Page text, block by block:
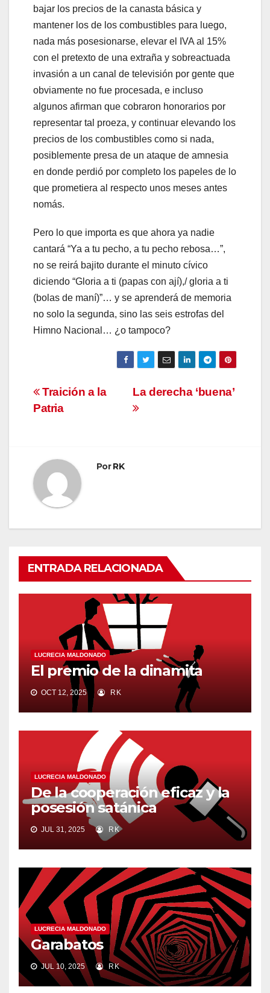
bajar los precios de la canasta básica y
mantener los de los combustibles para luego,
nada más posesionarse, elevar el IVA al 15%
con el pretexto de una extraña y sobreactuada
invasión a un canal de televisión por gente que
obviamente no fue procesada, e incluso
algunos afirman que cobraron honorarios por
representar tal proeza, y continuar elevando los
precios de los combustibles como si nada,
posiblemente presa de un ataque de amnesia
en donde perdió por completo los papeles de lo
que prometiera al respecto unos meses antes
nomás.
Pero lo que importa es que ahora ya nadie
cantará “Ya a tu pecho, a tu pecho rebosa…”,
no se reirá bajito durante el minuto cívico
diciendo “Gloria a ti (papas con ají),/ gloria a ti
(bolas de maní)”… y se aprenderá de memoria
no solo la segunda, sino las seis estrofas del
Himno Nacional… ¿o tampoco?
Navegación
de
La derecha ‘buena’
Traición a la
Patria
PorRK
ENTRADA RELACIONADA
LUCRECIA MALDONADO
El premio de la dinamita
OCT 12, 2025 RK
LUCRECIA MALDONADO
De la cooperación eficaz y la
posesión satánica
JUL 31, 2025 RK
LUCRECIA MALDONADO
Garabatos
JUL 10, 2025 RK